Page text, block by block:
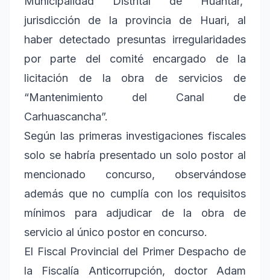
jurisdicción de la provincia de Huari, al
haber detectado presuntas irregularidades
por parte del comité encargado de la
licitación de la obra de servicios de
“Mantenimiento del Canal de
Carhuascancha”.
Según las primeras investigaciones fiscales
solo se habría presentado un solo postor al
mencionado concurso, observándose
además que no cumplía con los requisitos
mínimos para adjudicar de la obra de
servicio al único postor en concurso.
El Fiscal Provincial del Primer Despacho de
la Fiscalía Anticorrupción, doctor Adam